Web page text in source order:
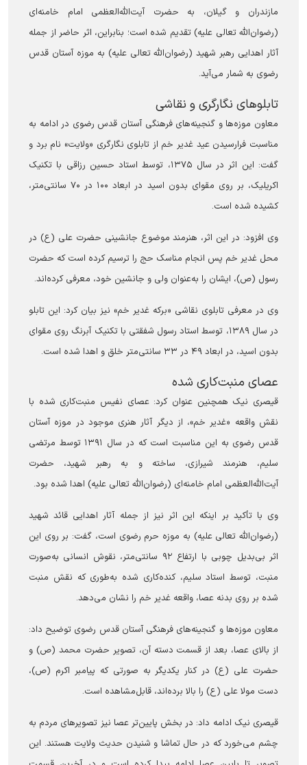
مازندران و گیلان، به حضرت آیت‌الله‌العظمی امام خامنه‌ای
(رضوان‌الله تعالی علیه) تقدیم شده است؛ بنابراین، اثر حاضر از جمله
آثار اهدایی رهبر شهید (رضوان‌الله تعالی علیه) به موزه آستان قدس
رضوی به شمار می‌آید.
تابلوهای نگارگری و نقاشی
معاون موزه‌ها و گنجینه‌های فرهنگی آستان قدس رضوی در ادامه به
مناسبت فرارسیدن عید غدیر خم از تابلوی نگارگری «ولایت» نام برد و
گفت: این اثر در سال ۱۳۷۵، توسط استاد حسین رزاقی با تکنیک
اکریلیک، بر روی مقوای بدون اسید در ابعاد ۱۰۰ در ۷۰ سانتی‌متر،
کشیده شده است.
وی افزود: در این اثر، هنرمند موضوع جانشینی حضرت علی (ع) در
محل غدیر خم پس انجام مناسک حج را ترسیم کرده است که حضرت
رسول (ص)، ایشان را به‌عنوان ولی و جانشین خود، معرفی کرده‌اند.
وی در معرفی تابلوی نقاشی «برکه غدیر خم» نیز بیان کرد: این تابلو
در سال ۱۳۸۹، توسط استاد رسول شفقتی با تکنیک آبرنگ روی مقوای
بدون اسید، در ابعاد ۴۹ در ۳۳ سانتی‌متر خلق و اهدا شده است.
عصای منبت‌کاری شده
قیصری نیک همچنین عنوان کرد: عصای نفیس منبت‌کاری شده با
نقش واقعه «غدیر خم»، از دیگر آثار هنری موجود در موزه آستان
قدس رضوی به این مناسبت است که در سال ۱۳۹۱ توسط مرتضی
سلیم، هنرمند شیرازی، ساخته و به رهبر شهید، حضرت
آیت‌الله‌العظمی امام خامنه‌ای (رضوان‌الله تعالی علیه) اهدا شده بود.
وی با تأکید بر اینکه این اثر نیز از جمله آثار اهدایی قائد شهید
(رضوان‌الله تعالی علیه) به موزه حرم رضوی است، گفت: بر روی این
اثر بی‌بدیل چوبی با ارتفاع ۹۲ سانتی‌متر، نقوش انسانی به‌صورت
منبت‌، توسط استاد سلیم، کنده‌کاری شده به‌طوری که نقش منبت
شده بر روی بدنه عصا، واقعه غدیر خم را نشان می‌دهد.
معاون موزه‌ها و گنجینه‌های فرهنگی آستان قدس رضوی توضیح داد:
از بالای عصا، بعد از قسمت دسته آن، تصویر حضرت محمد (ص) و
حضرت علی (ع) در کنار یکدیگر به صورتی که پیامبر اکرم (ص)،
دست مولا علی (ع) را بالا برده‌اند، قابل‌مشاهده است.
قیصری نیک ادامه داد: در بخش پایین‌تر عصا نیز تصویرهای مردم به
چشم می‌خورد که در حال تماشا و شنیدن حدیث ولایت هستند. این